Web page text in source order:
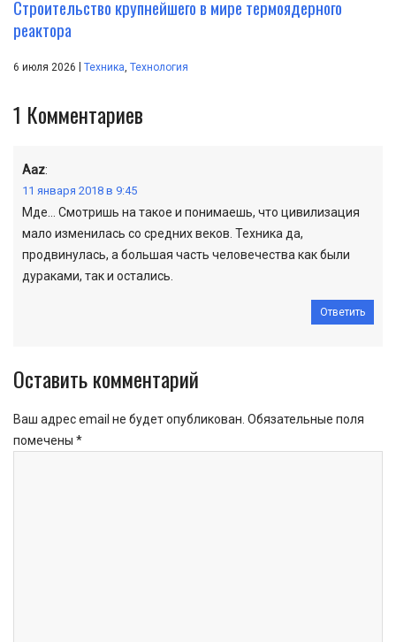
Строительство крупнейшего в мире термоядерного
реактора
6 июля 2026 Техника, Технология
1 Комментариев
Aaz:
11 января 2018 в 9:45
Мде… Смотришь на такое и понимаешь, что цивилизация
мало изменилась со средних веков. Техника да,
продвинулась, а большая часть человечества как были
дураками, так и остались.
Ответить
Оставить комментарий
Ваш адрес email не будет опубликован. Обязательные поля
помечены *